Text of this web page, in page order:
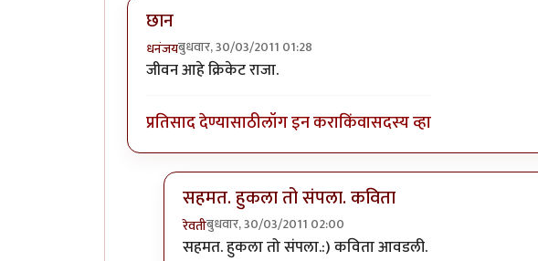
छान
धनंजयबुधवार, 30/03/2011 01:28
जीवन आहे क्रिकेट राजा.
प्रतिसाद देण्यासाठीलॉग इन कराकिंवासदस्य व्हा
सहमत. हुकला तो संपला. कविता
रेवतीबुधवार, 30/03/2011 02:00
In reply toछानbyधनंजय
सहमत. हुकला तो संपला.:) कविता आवडली.